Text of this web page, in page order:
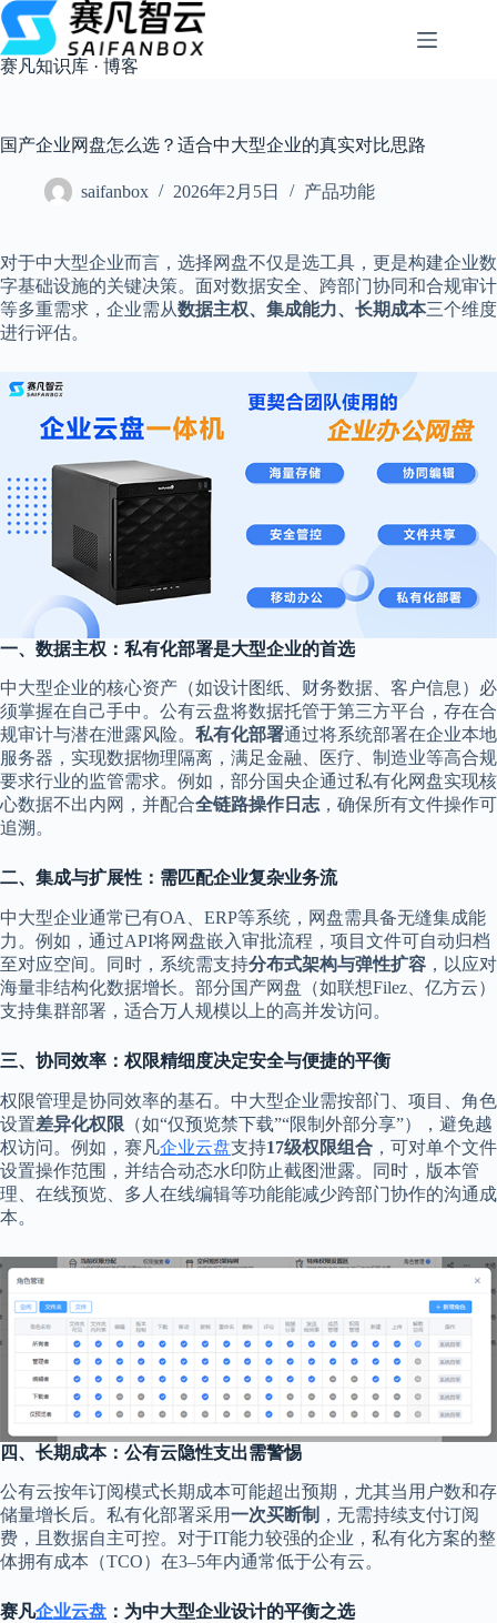
跳
过
内
容
赛凡知识库 · 博客
国产企业网盘怎么选？适合中大型企业的真实对比思路
saifanbox 2026年2月5日 产品功能
对于中大型企业而言，选择网盘不仅是选工具，更是构建企业数
字基础设施的关键决策。面对数据安全、跨部门协同和合规审计
等多重需求，企业需从数据主权、集成能力、长期成本三个维度
进行评估。
一、数据主权：私有化部署是大型企业的首选
中大型企业的核心资产（如设计图纸、财务数据、客户信息）必
须掌握在自己手中。公有云盘将数据托管于第三方平台，存在合
规审计与潜在泄露风险。 私有化部署通过将系统部署在企业本地
服务器，实现数据物理隔离，满足金融、医疗、制造业等高合规
要求行业的监管需求。例如，部分国央企通过私有化网盘实现核
心数据不出内网，并配合全链路操作日志，确保所有文件操作可
追溯。
二、集成与扩展性：需匹配企业复杂业务流
中大型企业通常已有OA、ERP等系统，网盘需具备无缝集成能
力。例如，通过API将网盘嵌入审批流程，项目文件可自动归档
至对应空间。同时，系统需支持分布式架构与弹性扩容 ，以应对
海量非结构化数据增长。部分国产网盘（如联想Filez、亿方云）
支持集群部署，适合万人规模以上的高并发访问。
三、协同效率：权限精细度决定安全与便捷的平衡
权限管理是协同效率的基石。中大型企业需按部门、项目、角色
设置差异化权限 （如“仅预览禁下载”“限制外部分享”），避免越
权访问。例如，赛凡企业云盘支持17级权限组合 ，可对单个文件
设置操作范围，并结合动态水印防止截图泄露。同时，版本管
理、在线预览、多人在线编辑等功能能减少跨部门协作的沟通成
本。
四、长期成本：公有云隐性支出需警惕
公有云按年订阅模式长期成本可能超出预期，尤其当用户数和存
储量增长后。私有化部署采用一次买断制 ，无需持续支付订阅
费，且数据自主可控。对于IT能力较强的企业，私有化方案的整
体拥有成本（TCO）在3–5年内通常低于公有云。
赛凡企业云盘 ：为中大型企业设计的平衡之选